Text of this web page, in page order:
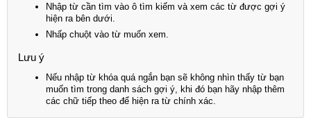
Nhập từ cần tìm vào ô tìm kiếm và xem các từ được gợi ý
hiện ra bên dưới.
Nhấp chuột vào từ muốn xem.
Lưu ý
Nếu nhập từ khóa quá ngắn bạn sẽ không nhìn thấy từ bạn
muốn tìm trong danh sách gợi ý, khi đó bạn hãy nhập thêm
các chữ tiếp theo để hiện ra từ chính xác.